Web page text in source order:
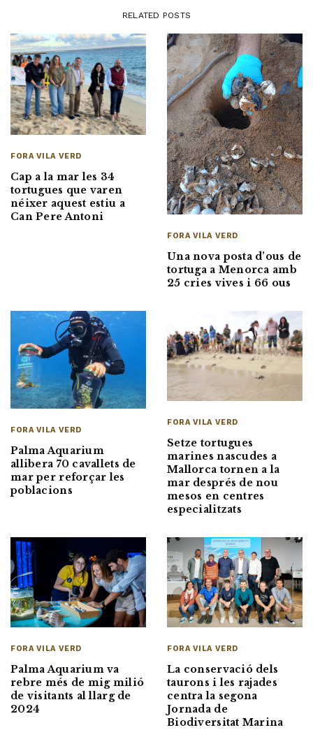
RELATED POSTS
FORA VILA VERD
Cap a la mar les 34
tortugues que varen
néixer aquest estiu a
Can Pere Antoni
FORA VILA VERD
Una nova posta d’ous de
tortuga a Menorca amb
25 cries vives i 66 ous
FORA VILA VERD
Palma Aquarium
allibera 70 cavallets de
mar per reforçar les
poblacions
FORA VILA VERD
Setze tortugues
marines nascudes a
Mallorca tornen a la
mar després de nou
mesos en centres
especialitzats
FORA VILA VERD
Palma Aquarium va
rebre més de mig milió
de visitants al llarg de
2024
FORA VILA VERD
La conservació dels
taurons i les rajades
centra la segona
Jornada de
Biodiversitat Marina